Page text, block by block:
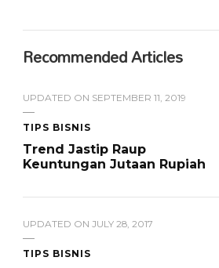
Recommended Articles
UPDATED ON SEPTEMBER 11, 2019
TIPS BISNIS
Trend Jastip Raup
Keuntungan Jutaan Rupiah
UPDATED ON JULY 28, 2017
TIPS BISNIS